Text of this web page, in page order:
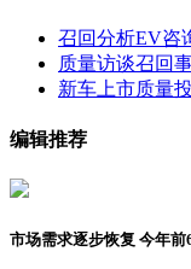
召回分析EV咨
质量访谈召回
新车上市质量
编辑推荐
市场需求逐步恢复 今年